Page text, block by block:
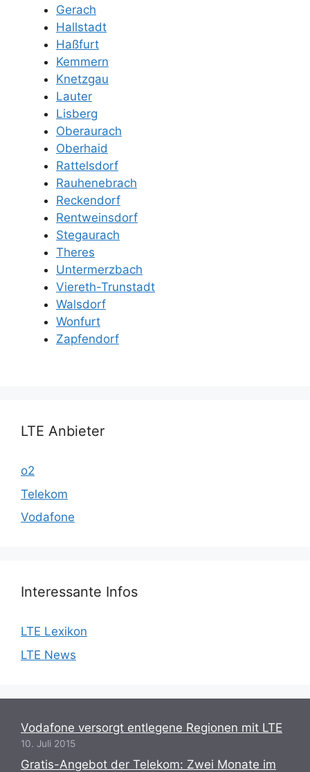
Gerach
Hallstadt
Haßfurt
Kemmern
Knetzgau
Lauter
Lisberg
Oberaurach
Oberhaid
Rattelsdorf
Rauhenebrach
Reckendorf
Rentweinsdorf
Stegaurach
Theres
Untermerzbach
Viereth-Trunstadt
Walsdorf
Wonfurt
Zapfendorf
LTE Anbieter
o2
Telekom
Vodafone
Interessante Infos
LTE Lexikon
LTE News
Vodafone versorgt entlegene Regionen mit LTE
10. Juli 2015
Gratis-Angebot der Telekom: Zwei Monate im